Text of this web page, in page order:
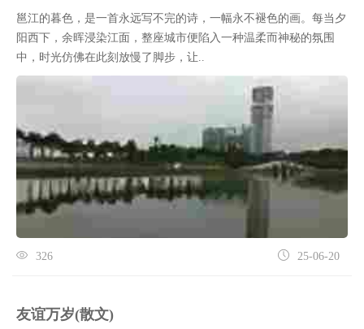
邕江的暮色，是一首永远写不完的诗，一幅永不褪色的画。每当夕
阳西下，余晖浸染江面，整座城市便陷入一种温柔而神秘的氛围
中，时光仿佛在此刻放慢了脚步，让..
326 25-06-20
友谊万岁(散文)